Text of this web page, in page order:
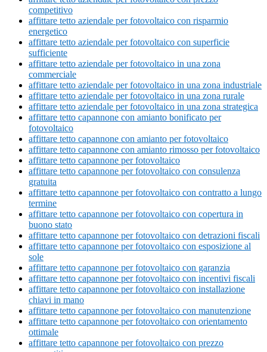
competitivo
affittare tetto aziendale per fotovoltaico con risparmio
energetico
affittare tetto aziendale per fotovoltaico con superficie
sufficiente
affittare tetto aziendale per fotovoltaico in una zona
commerciale
affittare tetto aziendale per fotovoltaico in una zona industriale
affittare tetto aziendale per fotovoltaico in una zona rurale
affittare tetto aziendale per fotovoltaico in una zona strategica
affittare tetto capannone con amianto bonificato per
fotovoltaico
affittare tetto capannone con amianto per fotovoltaico
affittare tetto capannone con amianto rimosso per fotovoltaico
affittare tetto capannone per fotovoltaico
affittare tetto capannone per fotovoltaico con consulenza
gratuita
affittare tetto capannone per fotovoltaico con contratto a lungo
termine
affittare tetto capannone per fotovoltaico con copertura in
buono stato
affittare tetto capannone per fotovoltaico con detrazioni fiscali
affittare tetto capannone per fotovoltaico con esposizione al
sole
affittare tetto capannone per fotovoltaico con garanzia
affittare tetto capannone per fotovoltaico con incentivi fiscali
affittare tetto capannone per fotovoltaico con installazione
chiavi in mano
affittare tetto capannone per fotovoltaico con manutenzione
affittare tetto capannone per fotovoltaico con orientamento
ottimale
affittare tetto capannone per fotovoltaico con prezzo